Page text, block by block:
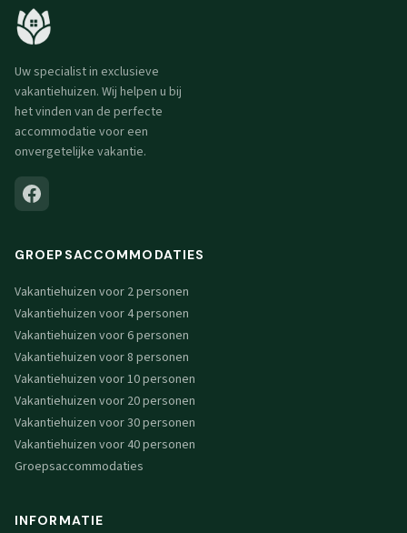
Uw specialist in exclusieve
vakantiehuizen. Wij helpen u bij
het vinden van de perfecte
accommodatie voor een
onvergetelijke vakantie.
GROEPSACCOMMODATIES
Vakantiehuizen voor 2 personen
Vakantiehuizen voor 4 personen
Vakantiehuizen voor 6 personen
Vakantiehuizen voor 8 personen
Vakantiehuizen voor 10 personen
Vakantiehuizen voor 20 personen
Vakantiehuizen voor 30 personen
Vakantiehuizen voor 40 personen
Groepsaccommodaties
INFORMATIE